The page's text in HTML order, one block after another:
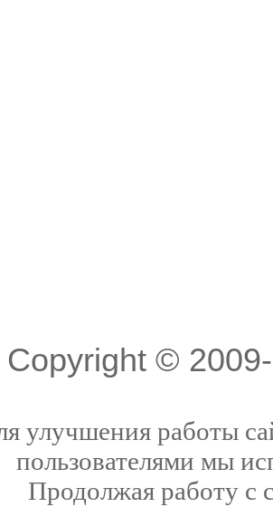
Copyright ©
улучшения работы
пользователями мы
Продолжая работу с